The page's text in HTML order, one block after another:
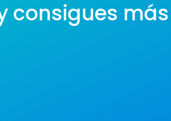
consigues más